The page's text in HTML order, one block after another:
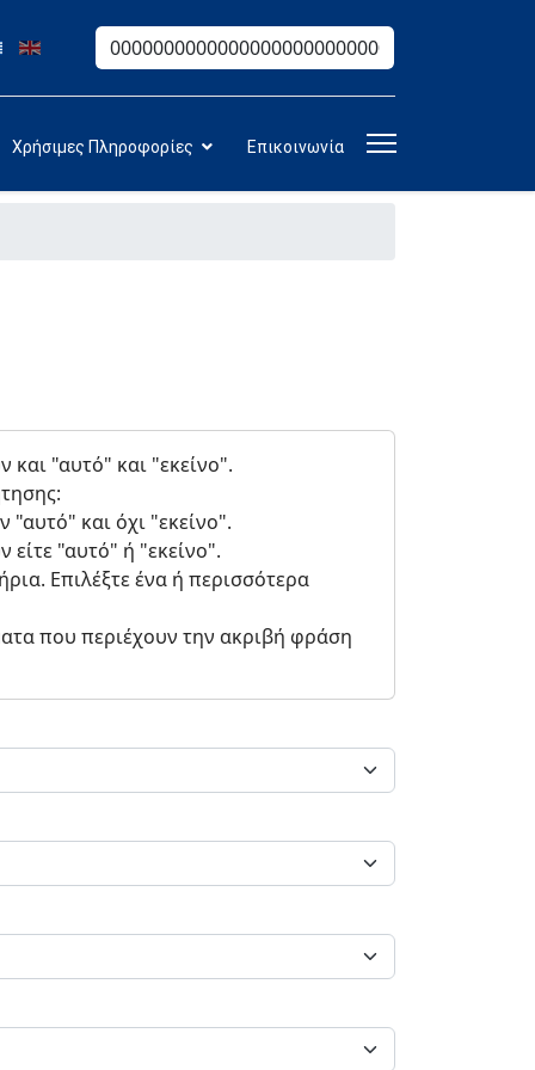
Αναζήτηση
Χρήσιμες Πληροφορίες Επικοινωνία
"αυτό" και "εκείνο".
και όχι "εκείνο".
"αυτό" ή "εκείνο".
Επιλέξτε ένα ή περισσότερα
που περιέχουν την ακριβή φράση